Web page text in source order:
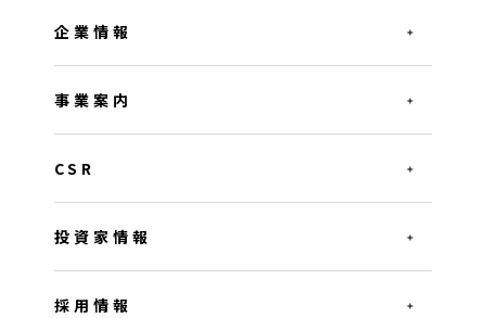
企業情報
事業案内
CSR
投資家情報
採用情報